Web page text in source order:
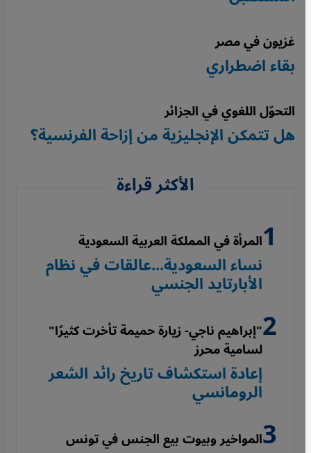
غزيون في مصر
بقاء اضطراري
التحوّل اللغوي في الجزائر
هل تتمكن الإنجليزية من إزاحة الفرنسية؟
الأكثر قراءة
المرأة في المملكة العربية السعودية
نساء السعودية...عالقات في نظام
الأبارتايد الجنسي
"إبراهيم ناجي- زيارة حميمة تأخرت كثيرًا"
لسامية محرز
إعادة استكشاف تاريخ رائد الشعر
الرومانسي
المواخير وبيوت بيع الجنس في تونس